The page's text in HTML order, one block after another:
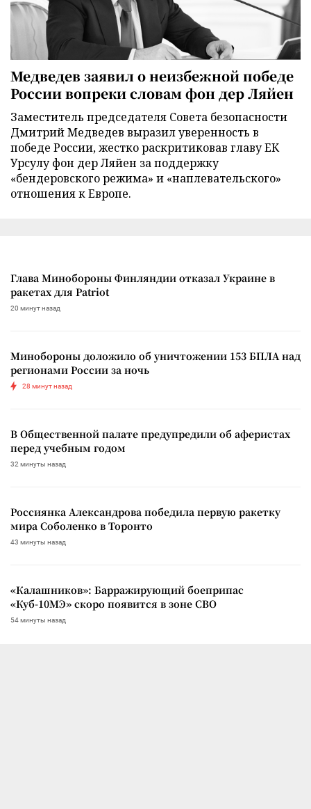
Медведев заявил о неизбежной победе
России вопреки словам фон дер Ляйен
Заместитель председателя Совета безопасности
Дмитрий Медведев выразил уверенность в
победе России, жестко раскритиковав главу ЕК
Урсулу фон дер Ляйен за поддержку
«бендеровского режима» и «наплевательского»
отношения к Европе.
Глава Минобороны Финляндии отказал Украине в
ракетах для Patriot
20 минут назад
Минобороны доложило об уничтожении 153 БПЛА над
регионами России за ночь
28 минут назад
В Общественной палате предупредили об аферистах
перед учебным годом
32 минуты назад
Россиянка Александрова победила первую ракетку
мира Соболенко в Торонто
43 минуты назад
«Калашников»: Барражирующий боеприпас
«Куб-10МЭ» скоро появится в зоне СВО
54 минуты назад